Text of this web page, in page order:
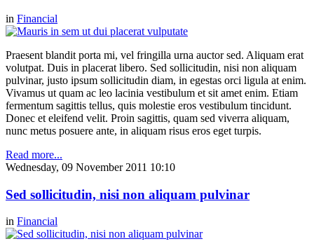
in Financial
Praesent blandit porta mi, vel fringilla urna auctor sed. Aliquam erat
volutpat. Duis in placerat libero. Sed sollicitudin, nisi non aliquam
pulvinar, justo ipsum sollicitudin diam, in egestas orci ligula at enim.
Vivamus ut quam ac leo lacinia vestibulum et sit amet enim. Etiam
fermentum sagittis tellus, quis molestie eros vestibulum tincidunt.
Donec et eleifend velit. Proin sagittis, quam sed viverra aliquam,
nunc metus posuere ante, in aliquam risus eros eget turpis.
Read more...
Wednesday, 09 November 2011 10:10
Sed sollicitudin, nisi non aliquam pulvinar
in Financial